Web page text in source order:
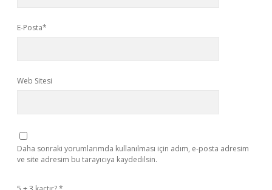
E-Posta*
Web Sitesi
Daha sonraki yorumlarımda kullanılması için adım, e-posta adresim
ve site adresim bu tarayıcıya kaydedilsin.